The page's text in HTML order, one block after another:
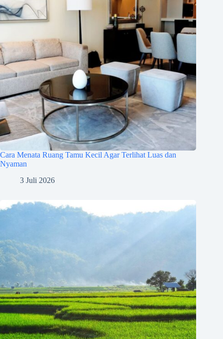
Cara Menata Ruang Tamu Kecil Agar Terlihat Luas dan
Nyaman
3 Juli 2026